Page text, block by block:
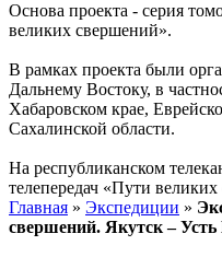
Основа проекта - серия
великих свершений».
В рамках проекта были
Дальнему Востоку, в
Хабаровском крае,
Сахалинской области.
На республиканском
телепередач «Пути
Главная » Экспедиции »
свершений. Якутск –